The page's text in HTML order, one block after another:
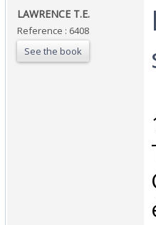
‎LAWRENCE T.E.‎
Reference : 6408
See the book